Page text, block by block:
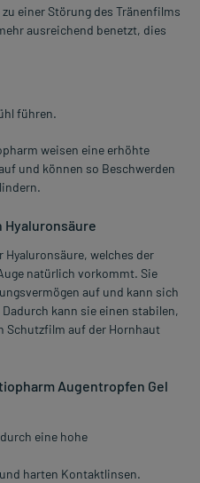
einer Störung des Tränenfilms
ausreichend benetzt, dies
führen.
weisen eine erhöhte
und können so Beschwerden
Hyaluronsäure, welches der
natürlich vorkommt. Sie
auf und kann sich
kann sie einen stabilen,
Schutzfilm auf der Hornhaut
Augentropfen Gel
eine hohe
harten Kontaktlinsen.